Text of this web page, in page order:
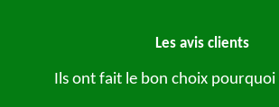
Les avis clients
Ils ont fait le bon choix pourquoi